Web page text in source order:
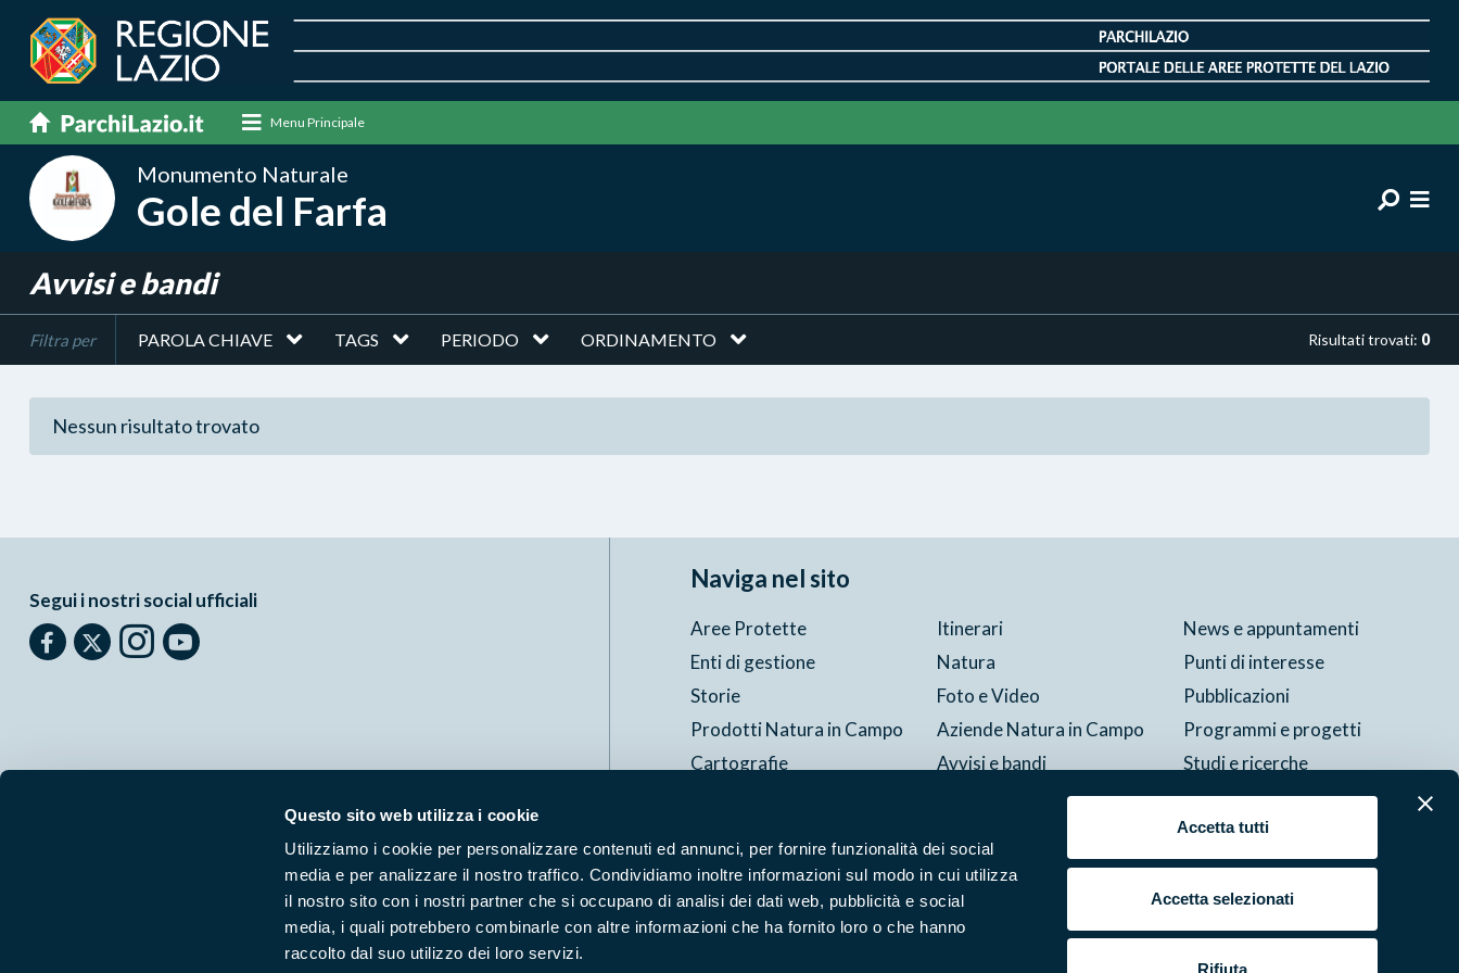
Questo sito web utilizza i cookie
Utilizziamo i cookie per personalizzare contenuti ed annunci, per fornire funzionalità dei social
media e per analizzare il nostro traffico. Condividiamo inoltre informazioni sul modo in cui utilizza
il nostro sito con i nostri partner che si occupano di analisi dei dati web, pubblicità e social
media, i quali potrebbero combinarle con altre informazioni che ha fornito loro o che hanno
raccolto dal suo utilizzo dei loro servizi.
Accetta tutti
Accetta selezionati
Rifiuta
Menu Principale
Monumento Naturale
Gole del Farfa
Avvisi e bandi
Filtra per Risultati trovati: 0
PAROLA CHIAVE TAGS PERIODO ORDINAMENTO
Nessun risultato trovato
Segui i nostri social ufficiali
Naviga nel sito
Aree Protette Itinerari
News e appuntamenti
Enti di gestione
Natura
Punti di interesse
Storie
Foto e Video
Pubblicazioni
Prodotti Natura in Campo
Aziende Natura in Campo
Programmi e progetti
Cartografie
Avvisi e bandi
Studi e ricerche
Strutture del parco
- Il materiale del sito è liberamente utilizzabile:leggi il Copyleft Accessibilità Privacy Cookie Preferenze Contatti Credits Area riservata